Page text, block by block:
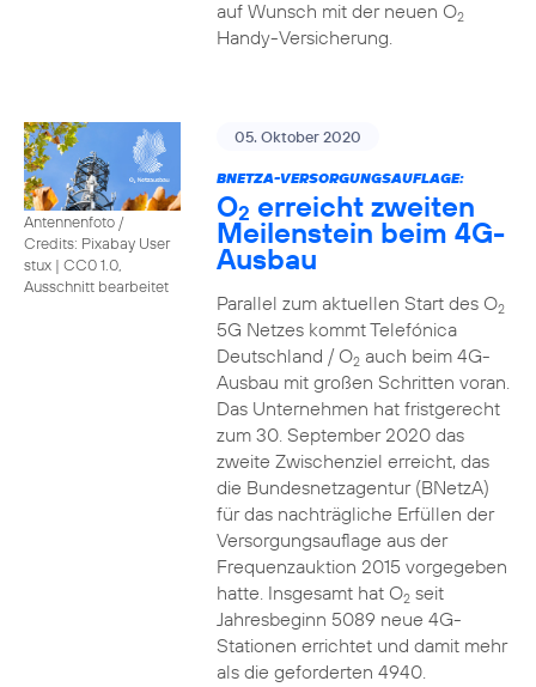
auf Wunsch mit der neuen O2
Handy-Versicherung.
Antennenfoto /
Credits: Pixabay User
stux | CC0 1.0,
Ausschnitt bearbeitet
05. Oktober 2020
BNETZA-VERSORGUNGSAUFLAGE:
O2 erreicht zweiten
Meilenstein beim 4G-
Ausbau
Parallel zum aktuellen Start des O2
5G Netzes kommt Telefónica
Deutschland / O2auch beim 4G-
Ausbau mit großen Schritten voran.
Das Unternehmen hat fristgerecht
zum 30. September 2020 das
zweite Zwischenziel erreicht, das
die Bundesnetzagentur (BNetzA)
für das nachträgliche Erfüllen der
Versorgungsauflage aus der
Frequenzauktion 2015 vorgegeben
hatte. Insgesamt hat O2seit
Jahresbeginn 5089 neue 4G-
Stationen errichtet und damit mehr
als die geforderten 4940.